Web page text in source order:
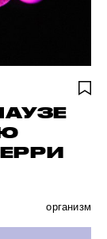
организм